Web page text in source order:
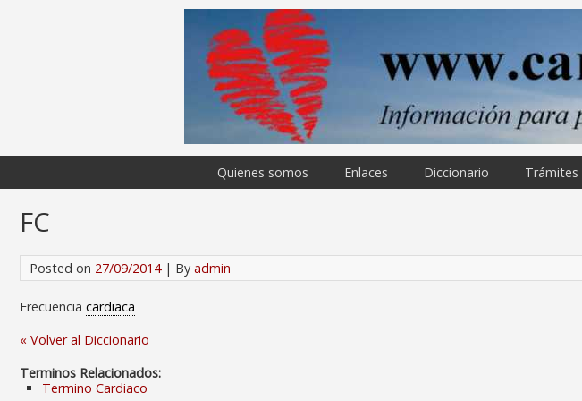
Quienes somos Enlaces Diccionario Trámites
FC
Posted on 27/09/2014| By admin
Frecuencia cardiaca
« Volver al Diccionario
Terminos Relacionados:
Termino Cardiaco